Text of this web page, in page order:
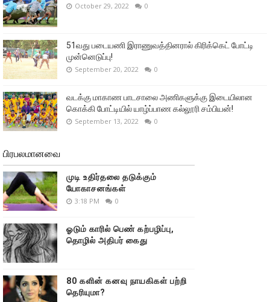
October 29, 2022 0
51வது படையணி இராணுவத்தினரால் கிரிக்கெட் போட்டி
முன்னெடுப்பு!
September 20, 2022 0
வடக்கு மாகாண பாடசாலை அணிகளுக்கு இடையிலான
கொக்கி போட்டியில் யாழ்ப்பாண கல்லூரி சம்பியன்!
September 13, 2022 0
பிரபலமானவை
முடி உதிர்தலை தடுக்கும்
யோகாசனங்கள்
3:18 PM 0
ஓடும் காரில் பெண் கற்பழிப்பு,
தொழில் அதிபர் கைது
80 களின் கனவு நாயகிகள் பற்றி
தெரியுமா?